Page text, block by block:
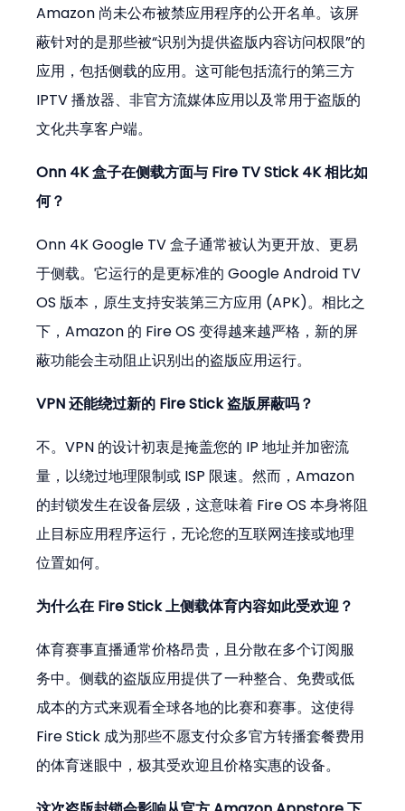
Amazon 尚未公布被禁应用程序的公开名单。该屏
蔽针对的是那些被“识别为提供盗版内容访问权限”的
应用，包括侧载的应用。这可能包括流行的第三方
IPTV 播放器、非官方流媒体应用以及常用于盗版的
文化共享客户端。
Onn 4K 盒子在侧载方面与 Fire TV Stick 4K 相比如
何？
Onn 4K Google TV 盒子通常被认为更开放、更易
于侧载。它运行的是更标准的 Google Android TV
OS 版本，原生支持安装第三方应用 (APK)。相比之
下，Amazon 的 Fire OS 变得越来越严格，新的屏
蔽功能会主动阻止识别出的盗版应用运行。
VPN 还能绕过新的 Fire Stick 盗版屏蔽吗？
不。VPN 的设计初衷是掩盖您的 IP 地址并加密流
量，以绕过地理限制或 ISP 限速。然而，Amazon
的封锁发生在设备层级，这意味着 Fire OS 本身将阻
止目标应用程序运行，无论您的互联网连接或地理
位置如何。
为什么在 Fire Stick 上侧载体育内容如此受欢迎？
体育赛事直播通常价格昂贵，且分散在多个订阅服
务中。侧载的盗版应用提供了一种整合、免费或低
成本的方式来观看全球各地的比赛和赛事。这使得
Fire Stick 成为那些不愿支付众多官方转播套餐费用
的体育迷眼中，极其受欢迎且价格实惠的设备。